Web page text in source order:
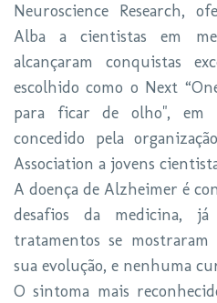
Neuroscience Research,
Alba a cientistas em
alcançaram conquistas
escolhido como o Next
para ficar de olho", em
concedido pela
Association a jovens
A doença de Alzheimer é
desafios da medicina,
tratamentos se
sua evolução, e nenhuma
O sintoma mais